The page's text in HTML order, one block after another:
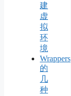
建
虚
拟
环
境
Wrappers
的
几
种